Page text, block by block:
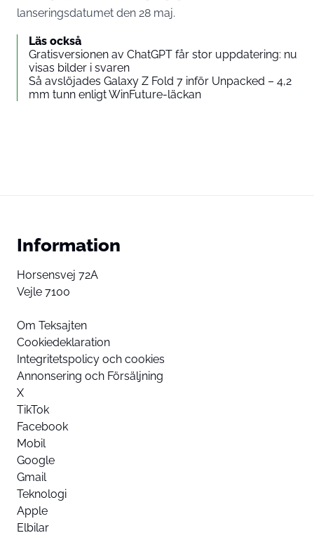
lanseringsdatumet den 28 maj.
Läs också
Gratisversionen av ChatGPT får stor uppdatering: nu
visas bilder i svaren
Så avslöjades Galaxy Z Fold 7 inför Unpacked – 4,2
mm tunn enligt WinFuture-läckan
Information
Horsensvej 72A
Vejle 7100
Om Teksajten
Cookiedeklaration
Integritetspolicy och cookies
Annonsering och Försäljning
X
TikTok
Facebook
Mobil
Google
Gmail
Teknologi
Apple
Elbilar